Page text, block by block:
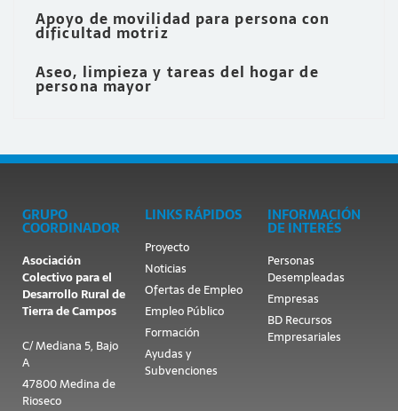
Apoyo de movilidad para persona con
dificultad motriz
Aseo, limpieza y tareas del hogar de
persona mayor
GRUPO
COORDINADOR
Asociación
Colectivo para el
Desarrollo Rural de
Tierra de Campos
C/ Mediana 5, Bajo
A
47800 Medina de
Rioseco
LINKS RÁPIDOS
Proyecto
Noticias
Ofertas de Empleo
Empleo Público
Formación
Ayudas y
Subvenciones
INFORMACIÓN
DE INTERÉS
Personas
Desempleadas
Empresas
BD Recursos
Empresariales